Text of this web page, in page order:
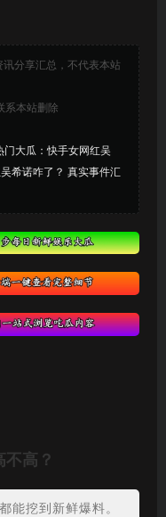
分享汇总，不代表本站
系本站删除
门大瓜：快手女网红吴
希诺咋了？ 真实事件汇
不高？
能挖到新鲜爆料。